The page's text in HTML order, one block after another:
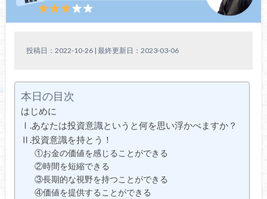
投稿日：2022-10-26 | 最終更新日：2023-03-06
本日の目次
はじめに
Ⅰ.あなたは投資意識というと何を思い浮かべますか？
Ⅱ.投資意識を持とう！
①お金の価値を感じることができる
②時間を短縮できる
③長期的な視野を持つことができる
④価値を提供することができる